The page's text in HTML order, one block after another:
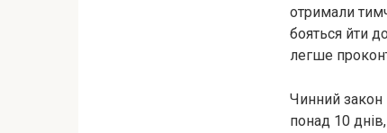
отримали
бояться йти
легше
Чинний закон
понад 10